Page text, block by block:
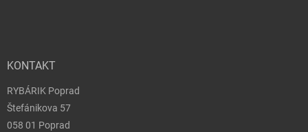
KONTAKT
RYBÁRIK Poprad
Štefánikova 57
058 01 Poprad